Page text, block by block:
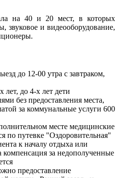
на 40 и 20 мест, в которых
звуковое и видеооборудование,
до 12-00 утра с завтраком,
лет, до 4-х лет дети
без предоставления места,
за коммунальные услуги 600
месте медицинские
по путевке "Оздоровительная"
к началу отдыха или
компенсация за недополученные
предоставление